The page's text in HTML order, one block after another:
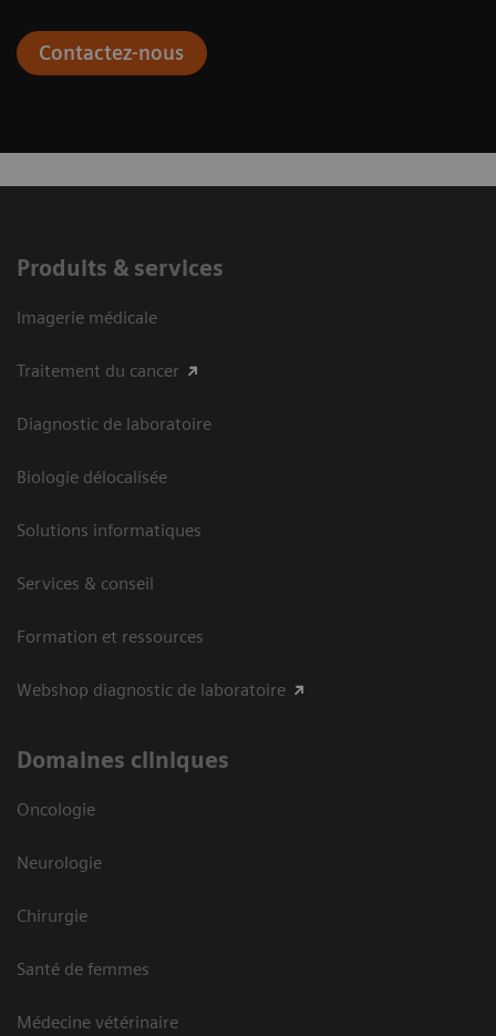
Contactez-nous
Produits & services
Imagerie médicale
Traitement du cancer
Diagnostic de laboratoire
Biologie délocalisée
Solutions informatiques
Services & conseil
Formation et ressources
Webshop diagnostic de laboratoire
Domaines cliniques
Oncologie
Neurologie
Chirurgie
Santé de femmes
Médecine vétérinaire